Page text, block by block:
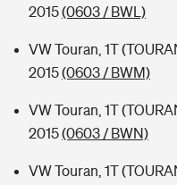
2015(0603 / BWL)
VW Touran, 1T
2015(0603 / BWM)
VW Touran, 1T
2015(0603 / BWN)
VW Touran, 1T